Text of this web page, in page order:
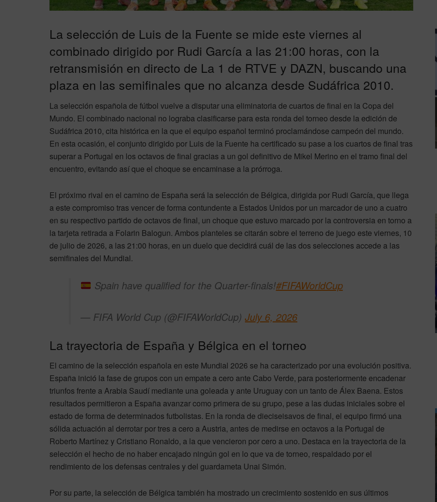
La selección de Luis de la Fuente se mide este viernes al
combinado dirigido por Rudi García a las 21:00 horas, con la
retransmisión en directo de La 1 de RTVE y DAZN, buscando una
plaza en las semifinales que no alcanza desde Sudáfrica 2010.
La selección española de fútbol vuelve a disputar una eliminatoria de cuartos de final en la Copa del
Mundo. El combinado nacional no lograba clasificarse para esta ronda del torneo desde la edición de
Sudáfrica 2010, cita histórica en la que el equipo español terminó proclamándose campeón del mundo.
En esta ocasión, el conjunto dirigido por Luis de la Fuente ha certificado su pase a los cuartos de final tras
superar a Portugal en los octavos de final gracias a un gol definitivo de Mikel Merino en el tramo final del
encuentro, evitando así que el choque se encaminase a la prórroga.
El próximo rival en el camino de España será la selección de Bélgica, dirigida por Rudi García, que llega
a este compromiso tras vencer de forma contundente a Estados Unidos por un marcador de uno a cuatro
en su respectivo partido de octavos de final, un choque que estuvo marcado por la controversia en torno a
la tarjeta retirada a Folarin Balogun. Ambos planteles se citarán sobre el terreno de juego este viernes, 10
de julio de 2026, a las 21:00 horas, en un duelo que decidirá cuál de las dos selecciones accede a las
semifinales del Mundial.
Spain have qualified for the Quarter-finals!#FIFAWorldCup
— FIFA World Cup (@FIFAWorldCup) July 6, 2026
La trayectoria de España y Bélgica en el torneo
El camino de la selección española en este Mundial 2026 se ha caracterizado por una evolución positiva.
España inició la fase de grupos con un empate a cero ante Cabo Verde, para posteriormente encadenar
triunfos frente a Arabia Saudí mediante una goleada y ante Uruguay con un tanto de Álex Baena. Estos
resultados permitieron a España avanzar como primera de su grupo, pese a las dudas iniciales sobre el
estado de forma de determinados futbolistas. En la ronda de dieciseisavos de final, el equipo firmó una
sólida actuación al derrotar por tres a cero a Austria, antes de medirse en octavos a la Portugal de
Roberto Martínez y Cristiano Ronaldo, a la que vencieron por cero a uno. Destaca en la trayectoria de la
selección el hecho de no haber encajado ningún gol en lo que va de torneo, respaldado por el
rendimiento de los defensas centrales y del guardameta Unai Simón.
Por su parte, la selección de Bélgica también ha mostrado un crecimiento sostenido en sus últimos